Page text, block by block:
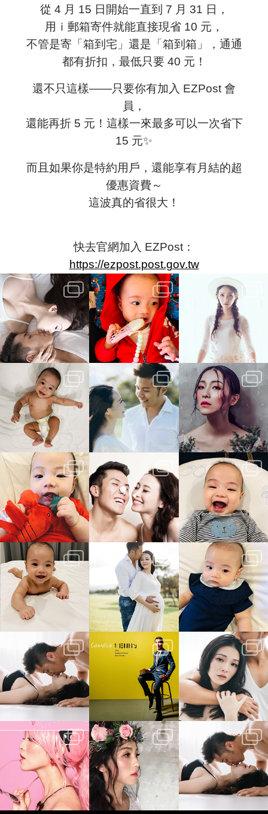
從 4 月 15 日開始一直到 7 月 31 日，
用 ｉ郵箱寄件就能直接現省 10 元，
不管是寄「箱到宅」還是「箱到箱」，通通
都有折扣，最低只要 40 元！
還不只這樣——只要你有加入 EZPost 會
員，
還能再折 5 元！這樣一來最多可以一次省下
15 元✨
而且如果你是特約用戶，還能享有月結的超
優惠資費～
這波真的省很大！
快去官網加入 EZPost：
https://ezpost.post.gov.tw